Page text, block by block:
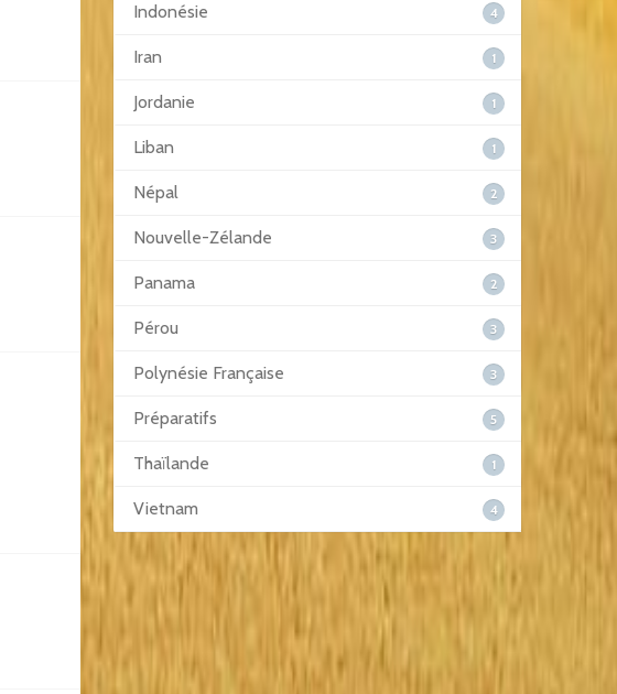
Indonésie 4
Iran 1
Jordanie 1
Liban 1
Népal 2
Nouvelle-Zélande 3
Panama 2
Pérou 3
Polynésie Française 3
Préparatifs 5
Thaïlande 1
Vietnam 4